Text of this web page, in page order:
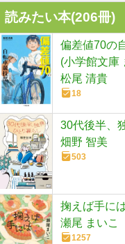
読みたい本(206冊)
偏差値70の
(小学館文庫
松尾 清貴
18
30代後半、
畑野 智美
503
掬えば手に
瀬尾 まいこ
1257